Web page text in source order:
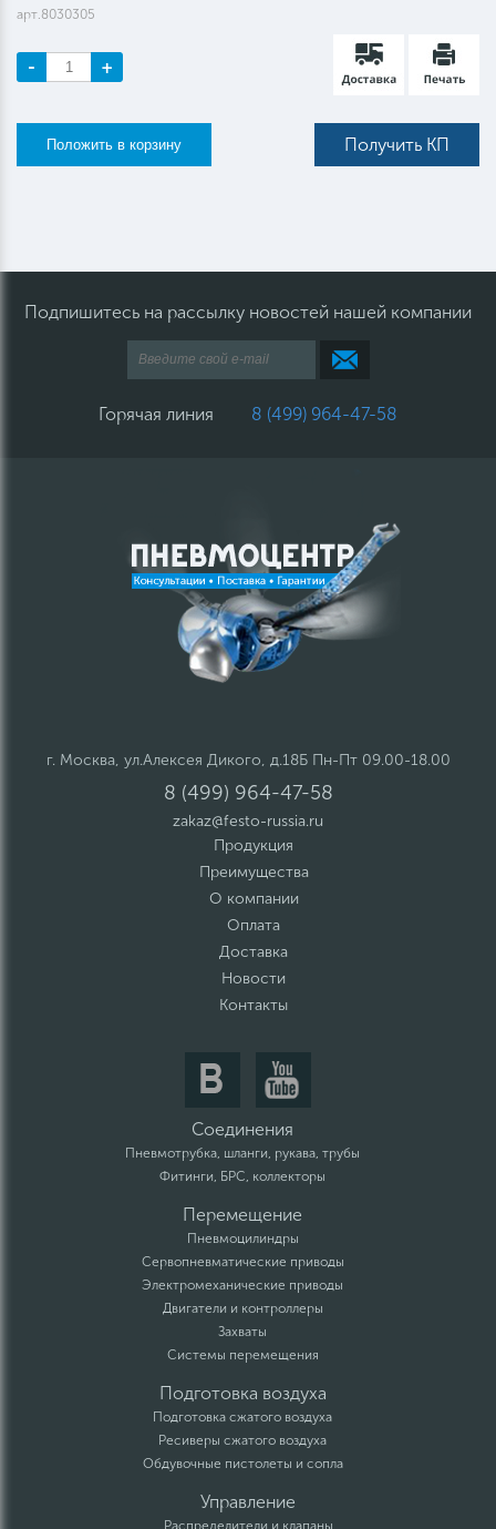
арт.8030305
- +
Получить КП
Подпишитесь на рассылку новостей нашей компании
Горячая линия 8 (499) 964-47-58
г. Москва, ул.Алексея Дикого, д.18Б Пн-Пт 09.00-18.00
8 (499) 964-47-58
zakaz@festo-russia.ru
Продукция
Преимущества
О компании
Оплата
Доставка
Новости
Контакты
Соединения
Пневмотрубка, шланги, рукава, трубы
Фитинги, БРС, коллекторы
Перемещение
Пневмоцилиндры
Сервопневматические приводы
Электромеханические приводы
Двигатели и контроллеры
Захваты
Системы перемещения
Подготовка воздуха
Подготовка сжатого воздуха
Ресиверы сжатого воздуха
Обдувочные пистолеты и сопла
Управление